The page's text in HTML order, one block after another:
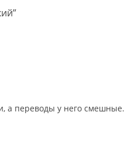
”
а переводы у него смешные.